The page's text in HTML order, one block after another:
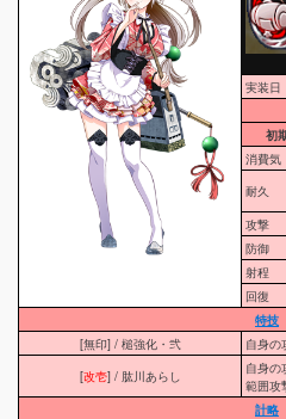
実装日
初
消費気
耐久
攻撃
防御
射程
回復
特技
[無印] / 槌強化・弐
自身の
[改壱] / 肱川あらし
自身の
範囲攻
計略